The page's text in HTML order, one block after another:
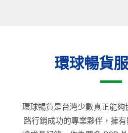
環球暢貨
環球暢貨是台灣少數真正能夠
路行銷成功的專業夥伴，擁